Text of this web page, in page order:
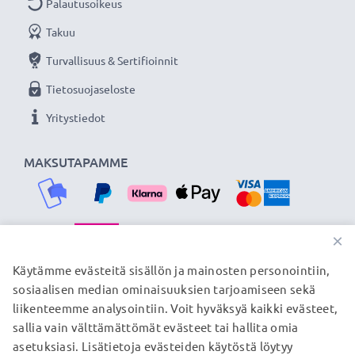
Kaapelimateriaali
Liitinmateriaali
Väri: Musta
Ihanteellinen lataus- ja synkronointijohto - subtel USB-
kaapelilla voit ladata tai siirtää tärkeimmät tiedostosi
3 vuoden takuu★
Olemme vuonna 2004 perustettu kansainvälinen
MAKSUTAPAMME
Palautusoikeus
Takuu
Turvallisuus & Sertifioinnit
Tietosuojaseloste
Yritystiedot
TOIMITUSKUMPPANIMME
© subtel.fi 2026
Kaikki hinnat sisältävät arvonlisäveron, mutta ei
×
Käytämme evästeitä sisällön ja mainosten personointiin,
sosiaalisen median ominaisuuksien tarjoamiseen sekä
liikenteemme analysointiin. Voit hyväksyä kaikki evästeet,
sallia vain välttämättömät evästeet tai hallita omia
asetuksiasi. Lisätietoja evästeiden käytöstä löytyy